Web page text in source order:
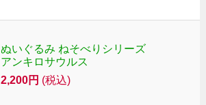
ぬいぐるみ ねそべりシリーズ
アンキロサウルス
2,200円 (税込)